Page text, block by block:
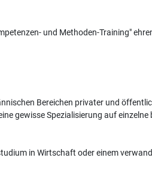
und Methoden-Training"
Bereichen privater und
gewisse Spezialisierung auf
in Wirtschaft oder einem